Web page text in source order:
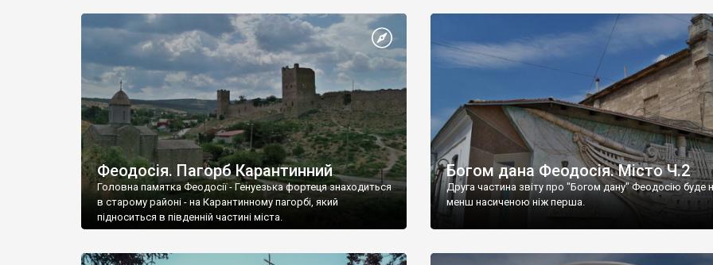
Феодосія. Пагорб Карантинний
Головна памятка Феодосії - Генуезька фортеця знаходиться
в старому районі - на Карантинному пагорбі, який
підноситься в південній частині міста.
Богом дана Феодосія. Місто Ч.2
Друга частина звіту про "Богом дану" Феодосію буде
менш насиченою ніж перша.